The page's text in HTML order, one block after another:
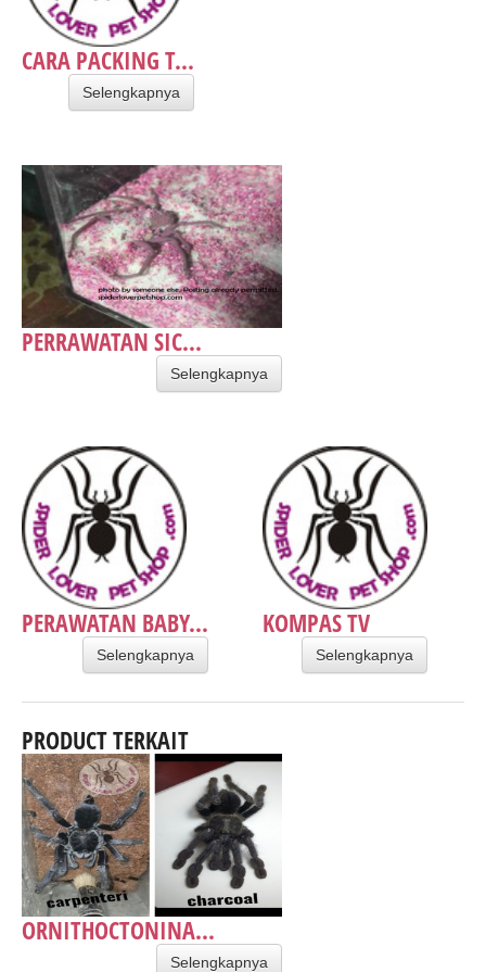
CARA PACKING T...
Selengkapnya
PERRAWATAN SIC...
Selengkapnya
PERAWATAN BABY...
Selengkapnya
KOMPAS TV
Selengkapnya
PRODUCT TERKAIT
ORNITHOCTONINA...
Selengkapnya